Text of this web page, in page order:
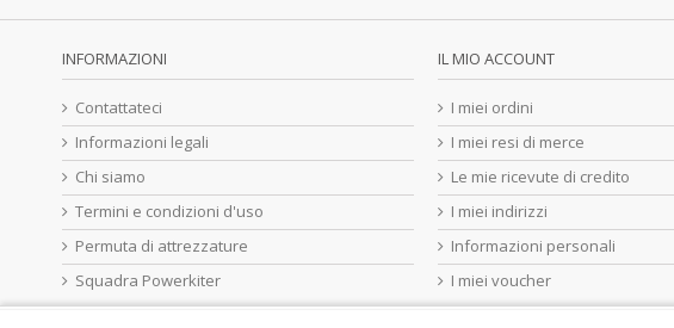
INFORMAZIONI
Contattateci
Informazioni legali
Chi siamo
Termini e condizioni d'uso
Permuta di attrezzature
Squadra Powerkiter
IL MIO ACCOUNT
I miei ordini
I miei resi di merce
Le mie ricevute di credito
I miei indirizzi
Informazioni personali
I miei voucher